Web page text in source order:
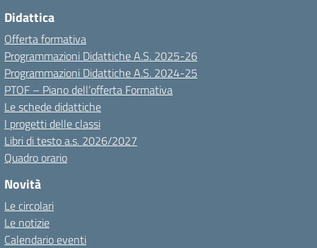
Didattica
Offerta formativa
Programmazioni Didattiche A.S. 2025-26
Programmazioni Didattiche A.S. 2024-25
PTOF – Piano dell’offerta Formativa
Le schede didattiche
I progetti delle classi
Libri di testo a.s. 2026/2027
Quadro orario
Novità
Le circolari
Le notizie
Calendario eventi